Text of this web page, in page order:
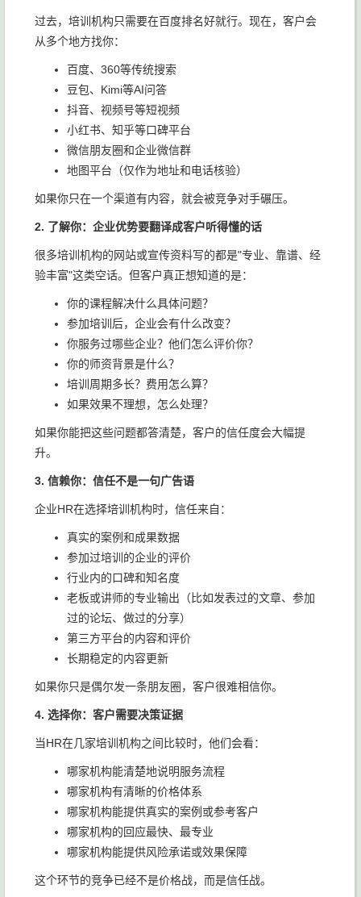
过去，培训机构只需要在百度排名好就行。现在，客户会
从多个地方找你：
百度、360等传统搜索
豆包、Kimi等AI问答
抖音、视频号等短视频
小红书、知乎等口碑平台
微信朋友圈和企业微信群
地图平台（仅作为地址和电话核验）
如果你只在一个渠道有内容，就会被竞争对手碾压。
2. 了解你：企业优势要翻译成客户听得懂的话
很多培训机构的网站或宣传资料写的都是"专业、靠谱、经
验丰富"这类空话。但客户真正想知道的是：
你的课程解决什么具体问题？
参加培训后，企业会有什么改变？
你服务过哪些企业？他们怎么评价你？
你的师资背景是什么？
培训周期多长？费用怎么算？
如果效果不理想，怎么处理？
如果你能把这些问题都答清楚，客户的信任度会大幅提
升。
3. 信赖你：信任不是一句广告语
企业HR在选择培训机构时，信任来自：
真实的案例和成果数据
参加过培训的企业的评价
行业内的口碑和知名度
老板或讲师的专业输出（比如发表过的文章、参加
过的论坛、做过的分享）
第三方平台的内容和评价
长期稳定的内容更新
如果你只是偶尔发一条朋友圈，客户很难相信你。
4. 选择你：客户需要决策证据
当HR在几家培训机构之间比较时，他们会看：
哪家机构能清楚地说明服务流程
哪家机构有清晰的价格体系
哪家机构能提供真实的案例或参考客户
哪家机构的回应最快、最专业
哪家机构能提供风险承诺或效果保障
这个环节的竞争已经不是价格战，而是信任战。